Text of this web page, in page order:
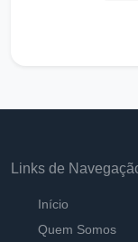
Quero ser
Meu ser
Guarde a
Pastor Carlos
Links de
Início
Quem Somos